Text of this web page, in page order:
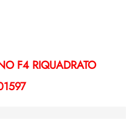
F4 RIQUADRATO